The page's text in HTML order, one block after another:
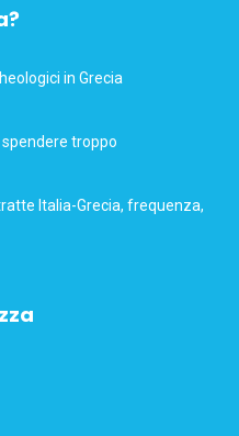
in Grecia
troppo
Italia-Grecia, frequenza,